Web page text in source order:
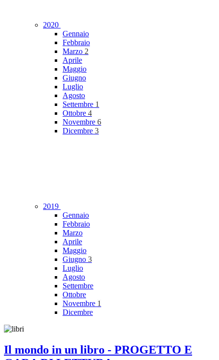
2020
Gennaio
Febbraio
Marzo 2
Aprile
Maggio
Giugno
Luglio
Agosto
Settembre 1
Ottobre 4
Novembre 6
Dicembre 3
2019
Gennaio
Febbraio
Marzo
Aprile
Maggio
Giugno 3
Luglio
Agosto
Settembre
Ottobre
Novembre 1
Dicembre
Il mondo in un libro - PROGETTO E